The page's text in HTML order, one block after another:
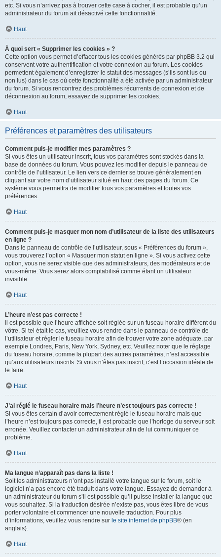
etc. Si vous n’arrivez pas à trouver cette case à cocher, il est probable qu’un
administrateur du forum ait désactivé cette fonctionnalité.
Haut
À quoi sert « Supprimer les cookies » ?
Cette option vous permet d’effacer tous les cookies générés par phpBB 3.2 qui
conservent votre authentification et votre connexion au forum. Les cookies
permettent également d’enregistrer le statut des messages (s’ils sont lus ou
non lus) dans le cas où cette fonctionnalité a été activée par un administrateur
du forum. Si vous rencontrez des problèmes récurrents de connexion et de
déconnexion au forum, essayez de supprimer les cookies.
Haut
Préférences et paramètres des utilisateurs
Comment puis-je modifier mes paramètres ?
Si vous êtes un utilisateur inscrit, tous vos paramètres sont stockés dans la
base de données du forum. Vous pouvez les modifier depuis le panneau de
contrôle de l’utilisateur. Le lien vers ce dernier se trouve généralement en
cliquant sur votre nom d’utilisateur situé en haut des pages du forum. Ce
système vous permettra de modifier tous vos paramètres et toutes vos
préférences.
Haut
Comment puis-je masquer mon nom d’utilisateur de la liste des utilisateurs
en ligne ?
Dans le panneau de contrôle de l’utilisateur, sous « Préférences du forum »,
vous trouverez l’option « Masquer mon statut en ligne ». Si vous activez cette
option, vous ne serez visible que des administrateurs, des modérateurs et de
vous-même. Vous serez alors comptabilisé comme étant un utilisateur
invisible.
Haut
L’heure n’est pas correcte !
Il est possible que l’heure affichée soit réglée sur un fuseau horaire différent du
vôtre. Si tel était le cas, veuillez vous rendre dans le panneau de contrôle de
l’utilisateur et régler le fuseau horaire afin de trouver votre zone adéquate, par
exemple Londres, Paris, New York, Sydney, etc. Veuillez noter que le réglage
du fuseau horaire, comme la plupart des autres paramètres, n’est accessible
qu’aux utilisateurs inscrits. Si vous n’êtes pas inscrit, c’est l’occasion idéale de
le faire.
Haut
J’ai réglé le fuseau horaire mais l’heure n’est toujours pas correcte !
Si vous êtes certain d’avoir correctement réglé le fuseau horaire mais que
l’heure n’est toujours pas correcte, il est probable que l’horloge du serveur soit
erronée. Veuillez contacter un administrateur afin de lui communiquer ce
problème.
Haut
Ma langue n’apparaît pas dans la liste !
Soit les administrateurs n’ont pas installé votre langue sur le forum, soit le
logiciel n’a pas encore été traduit dans votre langue. Essayez de demander à
un administrateur du forum s’il est possible qu’il puisse installer la langue que
vous souhaitez. Si la traduction désirée n’existe pas, vous êtes libre de vous
porter volontaire et commencer une nouvelle traduction. Pour plus
d’informations, veuillez vous rendre sur le site internet de phpBB® (en
anglais).
Haut